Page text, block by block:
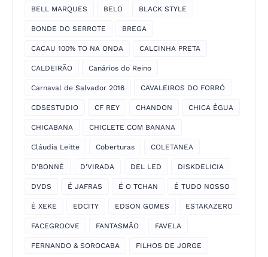
BELL MARQUES BELO BLACK STYLE
BONDE DO SERROTE BREGA
CACAU 100% TO NA ONDA CALCINHA PRETA
CALDEIRÃO Canários do Reino
Carnaval de Salvador 2016 CAVALEIROS DO FORRÓ
CDSESTUDIO CF REY CHANDON CHICA ÉGUA
CHICABANA CHICLETE COM BANANA
Cláudia Leitte Coberturas COLETANEA
D'BONNÉ D'VIRADA DEL LED DISKDELICIA
DVDS É JAFRAS É O TCHAN É TUDO NOSSO
É XEKE EDCITY EDSON GOMES ESTAKAZERO
FACEGROOVE FANTASMÃO FAVELA
FERNANDO & SOROCABA FILHOS DE JORGE